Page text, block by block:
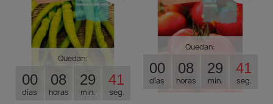
Quedan:
00
días
08
horas
29
min.
40
seg.
Quedan:
00
días
08
horas
29
min.
40
seg.